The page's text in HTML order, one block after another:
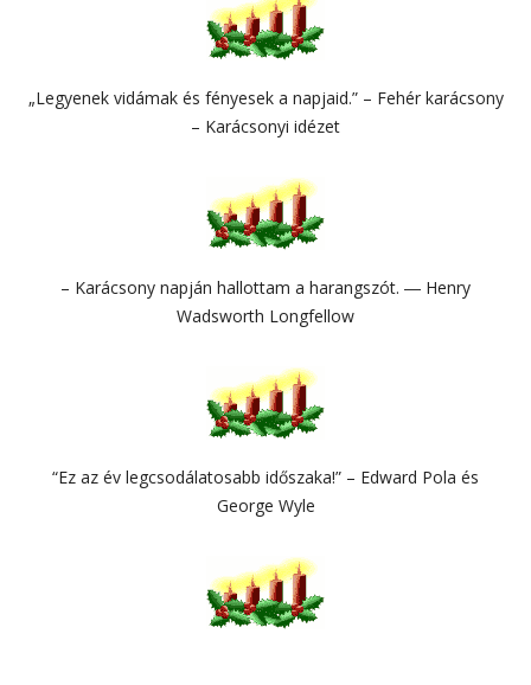
„Legyenek vidámak és fényesek a napjaid.” – Fehér karácsony
– Karácsonyi idézet
– Karácsony napján hallottam a harangszót. ― Henry
Wadsworth Longfellow
“Ez az év legcsodálatosabb időszaka!” – Edward Pola és
George Wyle